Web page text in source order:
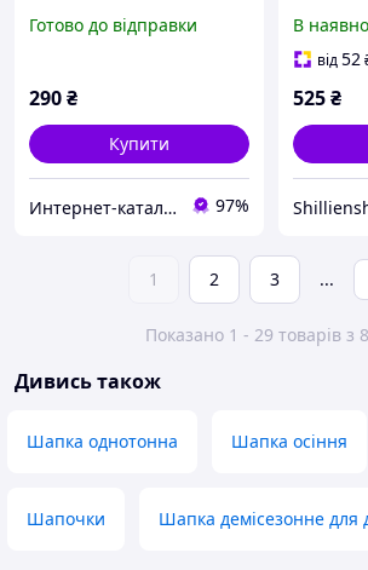
Готово до відправки
290₴
Купити
Интернет-катал​ог ск​​​​ид​​ок "OBNOVKA" 97%
В
від52
525₴
1 2 3 ...
Показано 1 - 29 товарів з
Дивись також
Шапка однотонна Шапка осіння
Шапочки Шапка демісезонне для